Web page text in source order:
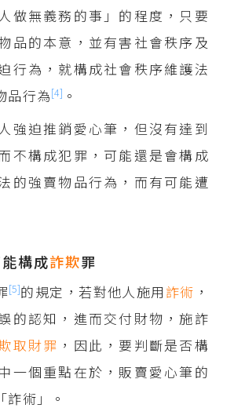
做無義務的事」的程度，只要
品的本意，並有害社會秩序及
行為，就構成社會秩序維護法
品行為[4] 。
強迫推銷愛心筆，但沒有達到
不構成犯罪，可能還是會構成
的強賣物品行為，而有可能遭
構成詐欺罪
[5]的規定，若對他人施用 詐術 ，
的認知，進而交付財物，施詐
取財罪 ，因此，要判斷是否構
一個重點在於，販賣愛心筆的
詐術」。